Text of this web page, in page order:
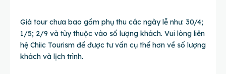
Giá tour chưa bao gồm phụ thu các ngày lễ như: 30/4;
1/5; 2/9 và tùy thuộc vào số lượng khách. Vui lòng liên
hệ Chiic Tourism để được tư vấn cụ thể hơn về số lượng
khách và lịch trình.